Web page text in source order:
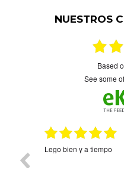
NUESTROS
based
see some
16.04.2026
Precioso y
nombres. Ha